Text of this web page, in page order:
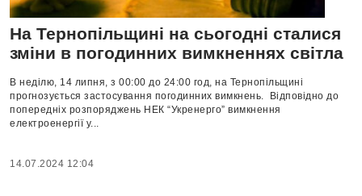
На Тернопільщині на сьогодні сталися
зміни в погодинних вимкненнях світла
В неділю, 14 липня, з 00:00 до 24:00 год, на Тернопільщині
прогнозується застосування погодинних вимкнень. Відповідно до
попередніх розпоряджень НЕК “Укренерго” вимкнення
електроенергії у...
14.07.2024 12:04